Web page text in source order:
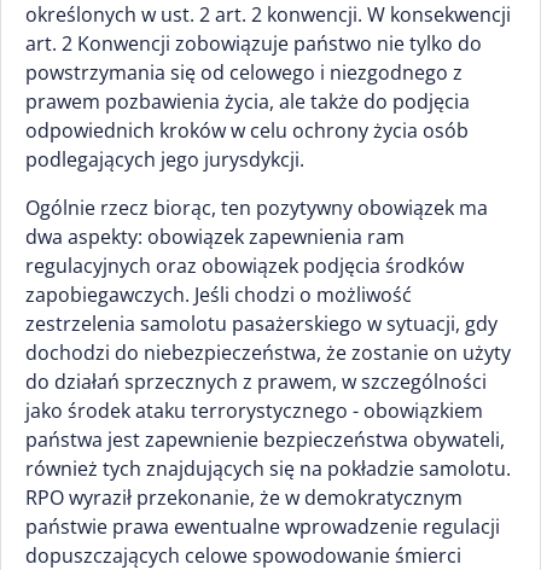
określonych w ust. 2 art. 2 konwencji. W konsekwencji
art. 2 Konwencji zobowiązuje państwo nie tylko do
powstrzymania się od celowego i niezgodnego z
prawem pozbawienia życia, ale także do podjęcia
odpowiednich kroków w celu ochrony życia osób
podlegających jego jurysdykcji.
Ogólnie rzecz biorąc, ten pozytywny obowiązek ma
dwa aspekty: obowiązek zapewnienia ram
regulacyjnych oraz obowiązek podjęcia środków
zapobiegawczych. Jeśli chodzi o możliwość
zestrzelenia samolotu pasażerskiego w sytuacji, gdy
dochodzi do niebezpieczeństwa, że zostanie on użyty
do działań sprzecznych z prawem, w szczególności
jako środek ataku terrorystycznego - obowiązkiem
państwa jest zapewnienie bezpieczeństwa obywateli,
również tych znajdujących się na pokładzie samolotu.
RPO wyraził przekonanie, że w demokratycznym
państwie prawa ewentualne wprowadzenie regulacji
dopuszczających celowe spowodowanie śmierci